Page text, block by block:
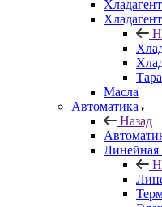
Тара
Масла
Автоматика
Назад
Линейная